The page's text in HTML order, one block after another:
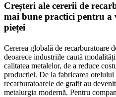
Creșteri ale cererii de
mai bune practici pentru
pieței
Cererea globală de recarburatoare
deoarece industriile caută
calitatea metalelor, de a reduce
producției. De la fabricarea
recarburatoarele de grafit au
metalurgia modernă. Pentru